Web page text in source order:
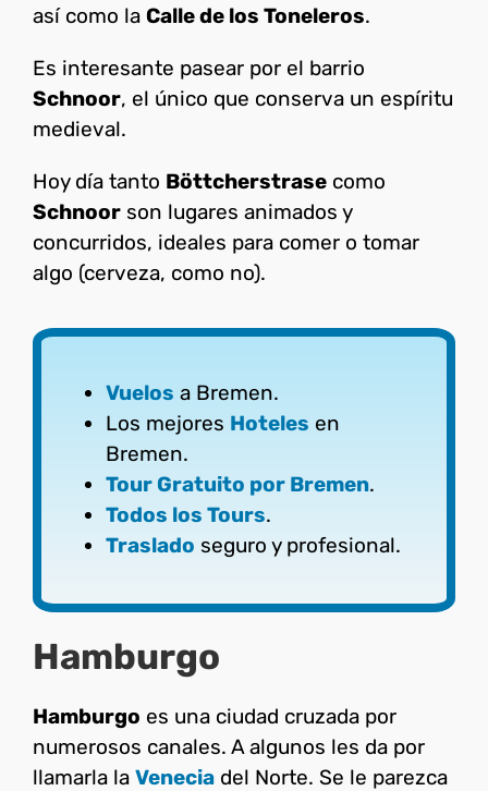
así como la Calle de los Toneleros.
Es interesante pasear por el barrio
Schnoor, el único que conserva un espíritu
medieval.
Hoy día tanto Böttcherstrase como
Schnoor son lugares animados y
concurridos, ideales para comer o tomar
algo (cerveza, como no).
Vuelos a Bremen.
Los mejores Hoteles en
Bremen.
Tour Gratuito por Bremen.
Todos los Tours.
Traslado seguro y profesional.
Hamburgo
Hamburgo es una ciudad cruzada por
numerosos canales. A algunos les da por
llamarla la Venecia del Norte. Se le parezca